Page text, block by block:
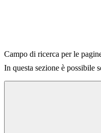
Campo di ricerca per le
In questa sezione è possibile